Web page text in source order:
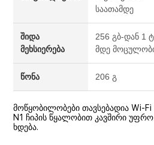
საათამდე
შიდა
მეხსიერება
256 გბ-დან 1
მდე
წონა 206 გ
მოწყობილობები თავსებადია Wi-
N1 ჩიპის წყალობით კავშირი
ხდება.